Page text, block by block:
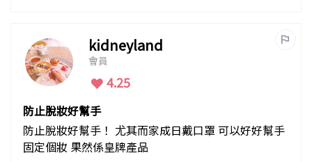
kidneyland
會員
4.25
防止脫妝好幫手
防止脫妝好幫手！ 尤其而家成日戴口罩 可以好好幫手
固定個妝 果然係皇牌產品